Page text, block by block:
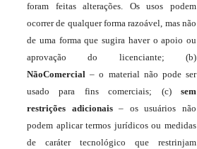
foram feitas alterações. Os usos podem
ocorrer de qualquer forma razoável, mas não
de uma forma que sugira haver o apoio ou
aprovação do licenciante; (b)
NãoComercial – o material não pode ser
usado para fins comerciais; (c) sem
restrições adicionais– os usuários não
podem aplicar termos jurídicos ou medidas
de caráter tecnológico que restrinjam